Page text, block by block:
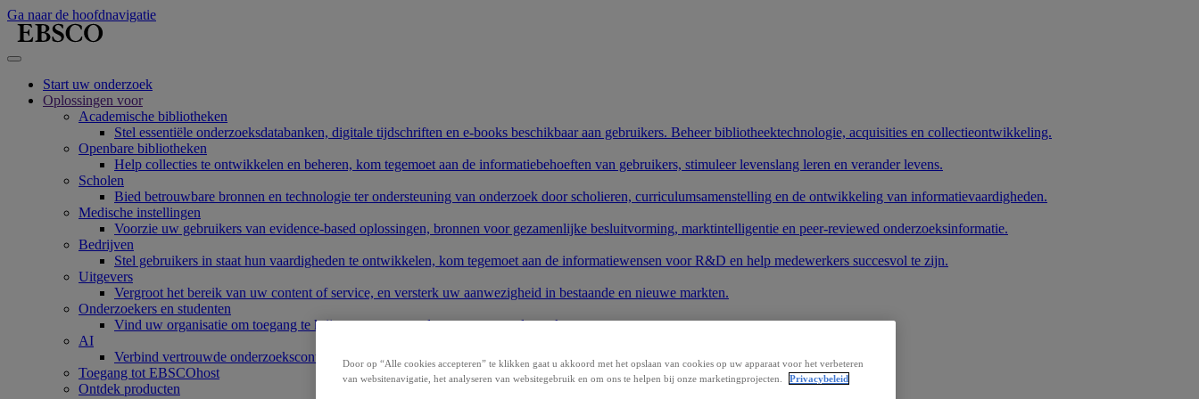
Ga naar de hoofdnavigatie
Start uw onderzoek
Oplossingen voor
Academische bibliotheken
Stel essentiële onderzoeksdatabanken, digitale tijdschriften en e-books beschikbaar aan gebruikers. Beheer bibliotheektechnologie, acquisities en collectieontwikkeling.
Openbare bibliotheken
Help collecties te ontwikkelen en beheren, kom tegemoet aan de informatiebehoeften van gebruikers, stimuleer levenslang leren en verander levens.
Scholen
Bied betrouwbare bronnen en technologie ter ondersteuning van onderzoek door scholieren, curriculumsamenstelling en de ontwikkeling van informatievaardigheden.
Medische instellingen
Voorzie uw gebruikers van evidence-based oplossingen, bronnen voor gezamenlijke besluitvorming, marktintelligentie en peer-reviewed onderzoeksinformatie.
Bedrijven
Stel gebruikers in staat hun vaardigheden te ontwikkelen, kom tegemoet aan de informatiewensen voor R&D en help medewerkers succesvol te zijn.
Uitgevers
Vergroot het bereik van uw content of service, en versterk uw aanwezigheid in bestaande en nieuwe markten.
Onderzoekers en studenten
Vind uw organisatie om toegang te krijgen tot onze producten en uw onderzoek te starten.
AI
Verbind vertrouwde onderzoekscontent met AI-systemen.
Toegang tot EBSCOhost
Ontdek producten
Door op “Alle cookies accepteren” te klikken gaat u akkoord met het opslaan van cookies op uw apparaat voor het verbeteren
van websitenavigatie, het analyseren van websitegebruik en om ons te helpen bij onze marketingprojecten.
Privacybeleid